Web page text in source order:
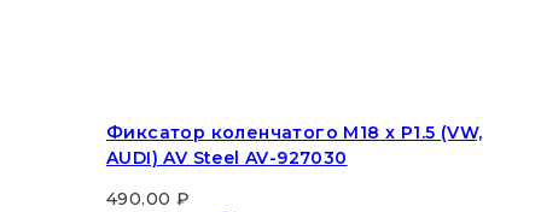
Фиксатор коленчатого M18 x P1.5 (VW,
AUDI) AV Steel AV-927030
490.00 ₽